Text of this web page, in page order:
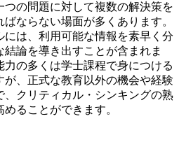
つの問題に対して複数の解決策を
ならない場面が多くあります。
には、利用可能な情報を素早く分
結論を導き出すことが含まれま
力の多くは学士課程で身につける
が、正式な教育以外の機会や経験
、クリティカル・シンキングの熟
ることができます。